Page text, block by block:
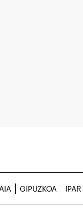
GIPUZKOA